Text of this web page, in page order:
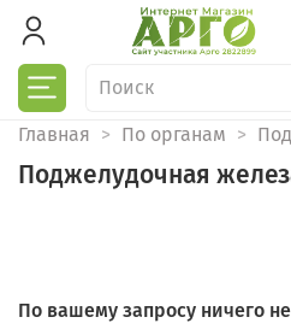
Главная По органам
Поджелудочная
По вашему запросу ничего